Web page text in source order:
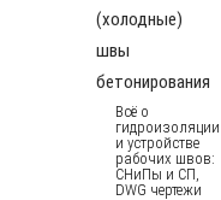
(холодные)
швы
бетонирования
Всё о
гидроизоляции
и устройстве
рабочих швов:
СНиПы и СП,
DWG чертежи